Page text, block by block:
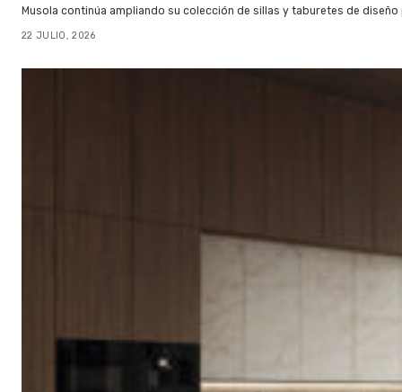
Musola continúa ampliando su colección de sillas y taburetes de
22 JULIO, 2026